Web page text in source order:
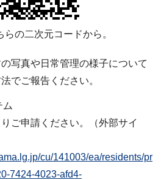
の二次元コードから。
写真や日常管理の様子について
でご報告ください。
ム
ご申請ください。（外部サイ
cu/141003/ea/residents/pr
7424-4023-afd4-